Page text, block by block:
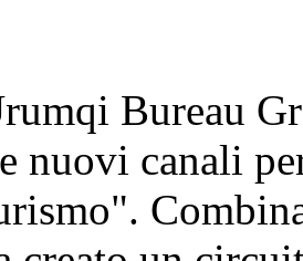
Bureau
nuovi canali